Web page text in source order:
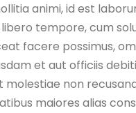
animi, id est
tempore, cum
facere possimus,
et aut officiis
non
maiores alias